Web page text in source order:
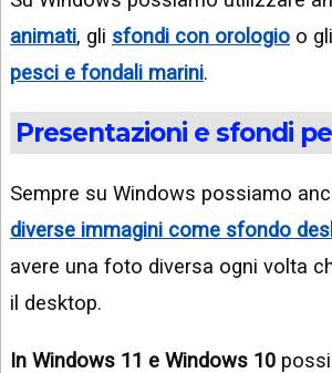
animati, gli sfondi con orologio o gli
pesci e fondali marini.
Presentazioni e sfondi
Sempre su Windows possiamo
diverse immagini come sfondo
avere una foto diversa ogni volta
il desktop.
In Windows 11 e Windows 10